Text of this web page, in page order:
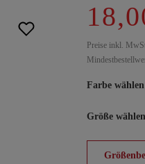
Preise inkl.
Farbe wählen
Größe wählen